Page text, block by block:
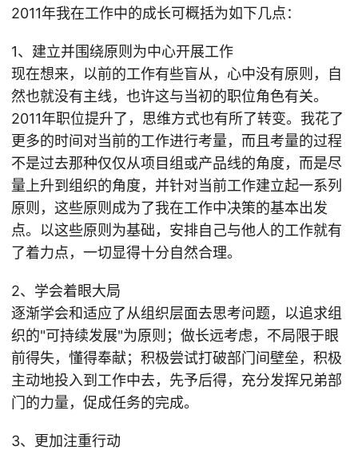
2011年我在工作中的成长可概括为如下几点：
1、建立并围绕原则为中心开展工作
现在想来，以前的工作有些盲从，心中没有原则，自
然也就没有主线，也许这与当初的职位角色有关。
2011年职位提升了，思维方式也有所了转变。我花了
更多的时间对当前的工作进行考量，而且考量的过程
不是过去那种仅仅从项目组或产品线的角度，而是尽
量上升到组织的角度，并针对当前工作建立起一系列
原则，这些原则成为了我在工作中决策的基本出发
点。以这些原则为基础，安排自己与他人的工作就有
了着力点，一切显得十分自然合理。
2、学会着眼大局
逐渐学会和适应了从组织层面去思考问题，以追求组
织的"可持续发展"为原则；做长远考虑，不局限于眼
前得失，懂得奉献；积极尝试打破部门间壁垒，积极
主动地投入到工作中去，先予后得，充分发挥兄弟部
门的力量，促成任务的完成。
3、更加注重行动